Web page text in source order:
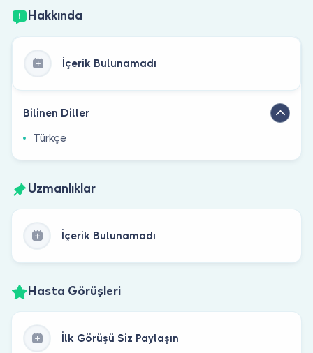
Hakkında
İçerik Bulunamadı
Bilinen Diller
Türkçe
Uzmanlıklar
İçerik Bulunamadı
Hasta Görüşleri
İlk Görüşü Siz Paylaşın